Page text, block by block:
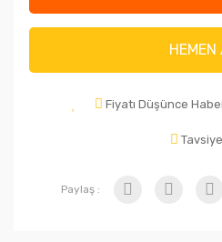
HEMEN
Fiyatı Düşünce
Paylaş :